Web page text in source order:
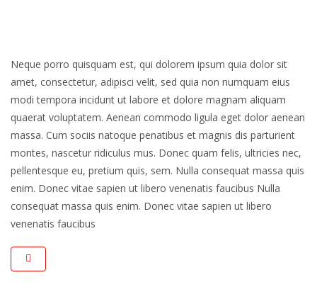
Neque porro quisquam est, qui dolorem ipsum quia dolor sit
amet, consectetur, adipisci velit, sed quia non numquam eius
modi tempora incidunt ut labore et dolore magnam aliquam
quaerat voluptatem. Aenean commodo ligula eget dolor aenean
massa. Cum sociis natoque penatibus et magnis dis parturient
montes, nascetur ridiculus mus. Donec quam felis, ultricies nec,
pellentesque eu, pretium quis, sem. Nulla consequat massa quis
enim. Donec vitae sapien ut libero venenatis faucibus Nulla
consequat massa quis enim. Donec vitae sapien ut libero
venenatis faucibus